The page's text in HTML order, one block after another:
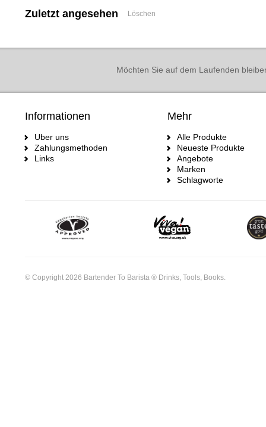
Zuletzt angesehen Löschen
Möchten Sie auf dem Laufenden
Informationen
Uber uns
Zahlungsmethoden
Links
Mehr
Alle Produkte
Neueste Produkte
Angebote
Marken
Schlagworte
© Copyright 2026 Bartender To Barista ® Drinks, Tools, Books.